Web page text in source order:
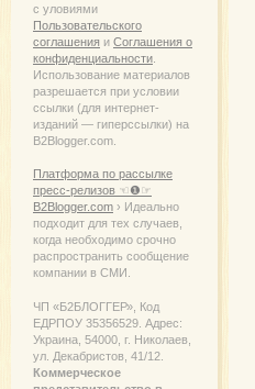
с уловиями
Пользовательского
соглашения и Соглашения о
конфиденциальности
Использование материалов
разрешается при условии
ссылки (для интернет-
изданий — гиперссылки) на
B2Blogger.com.
Платформа по рассылке
пресс-релизов ☜❶☞
B2Blogger.com › Идеально
подходит для тех случаев,
когда необходимо срочно
распространить сообщение
компании в СМИ.
ЧП «Б2БЛОГГЕР», Код
ЕДРПОУ 35356529. Адрес:
Украина, 54000, г. Николаев,
ул. Декабристов, 41/12.
Коммерческое